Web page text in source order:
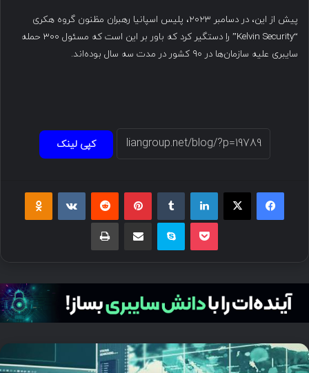
پیش از این، در دسامبر ۲۰۲۳، پلیس اسپانیا رهبران مظنون گروه هکری
“Kelvin Security” را دستگیر کرد که باور بر این است که مسئول ۳۰۰ حمله
سایبری علیه سازمان‌ها در ۹۰ کشور در مدت سه سال بوده‌اند.
کپی لینک
فیسبوک ایکس لینکداین پینتریست
پاکت اسکایپ چاپ